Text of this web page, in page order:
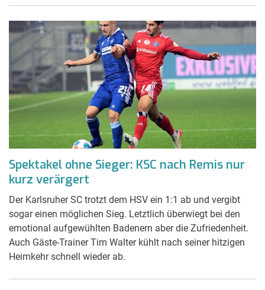
Spektakel ohne Sieger: KSC nach Remis nur
kurz verärgert
Der Karlsruher SC trotzt dem HSV ein 1:1 ab und vergibt
sogar einen möglichen Sieg. Letztlich überwiegt bei den
emotional aufgewühlten Badenern aber die Zufriedenheit.
Auch Gäste-Trainer Tim Walter kühlt nach seiner hitzigen
Heimkehr schnell wieder ab.